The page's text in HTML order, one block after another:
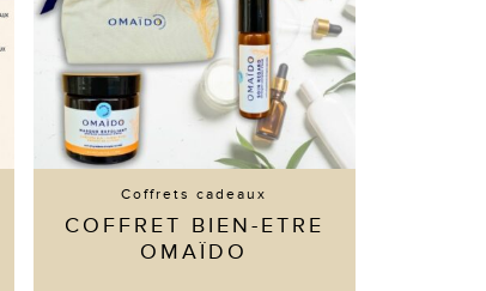
Coffrets cadeaux
COFFRET BIEN-ETRE
OMAÏDO